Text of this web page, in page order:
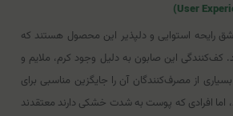
رایحه استوایی و دلپذیر این محصول هستند که
کف‌کنندگی این صابون به دلیل وجود کرم، ملایم و
از مصرف‌کنندگان آن را جایگزین مناسبی برای
اما افرادی که پوست به شدت خشکی دارند معتقدند